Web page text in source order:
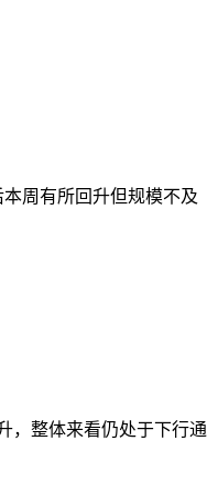
周有所回升但规模不及
，整体来看仍处于下行通